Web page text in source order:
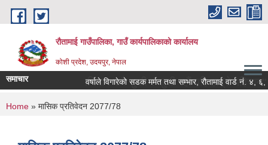
Skip to main content
रौतामाई गाउँपालिका, गाउँ कार्यपालिकाको कार्यालय
कोशी प्रदेश, उदयपुर, नेपाल
हाम्रो अभियान सबै सुखी र खुसी रहौं यहि हाम्रो पहिचान"
समाचार वर्षाले विगारेको सडक मर्मत तथा सम्भार, रौतामाई वार्ड नं. ४, ६, ७
You are here
Home » मासिक प्रतिवेदन 2077/78